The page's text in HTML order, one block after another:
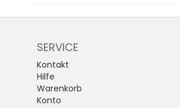
SERVICE
Kontakt
Hilfe
Warenkorb
Konto